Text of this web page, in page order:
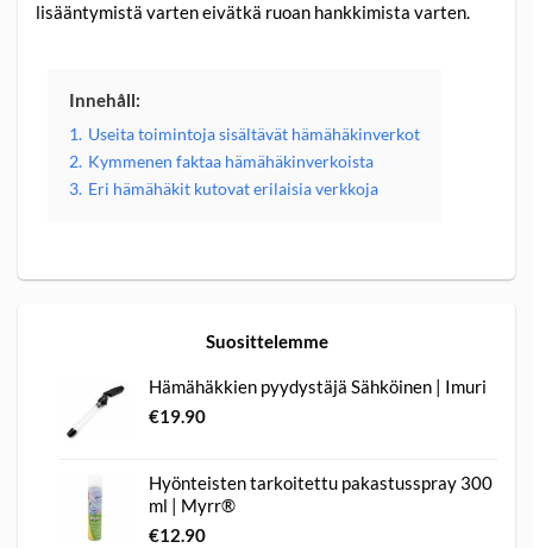
lisääntymistä varten eivätkä ruoan hankkimista varten.
Innehåll:
1. Useita toimintoja sisältävät hämähäkinverkot
2. Kymmenen faktaa hämähäkinverkoista
3. Eri hämähäkit kutovat erilaisia verkkoja
Suosittelemme
Hämähäkkien pyydystäjä Sähköinen | Imuri
€19.90
Hyönteisten tarkoitettu pakastusspray 300
ml | Myrr®
€12.90